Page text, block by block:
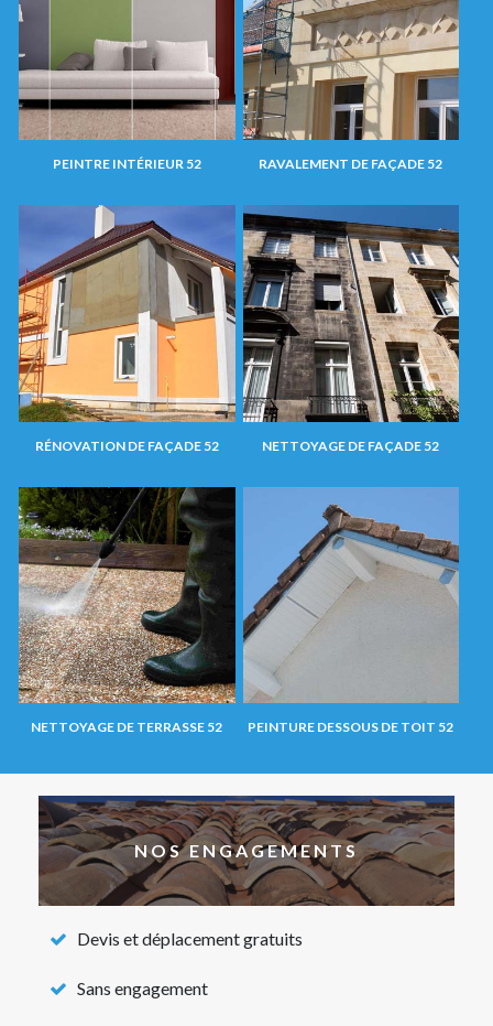
PEINTRE INTÉRIEUR 52 RAVALEMENT DE FAÇADE 52
RÉNOVATION DE FAÇADE 52 NETTOYAGE DE FAÇADE 52
NETTOYAGE DE TERRASSE 52 PEINTURE DESSOUS DE TOIT 52
NOS ENGAGEMENTS
Devis et déplacement gratuits
Sans engagement